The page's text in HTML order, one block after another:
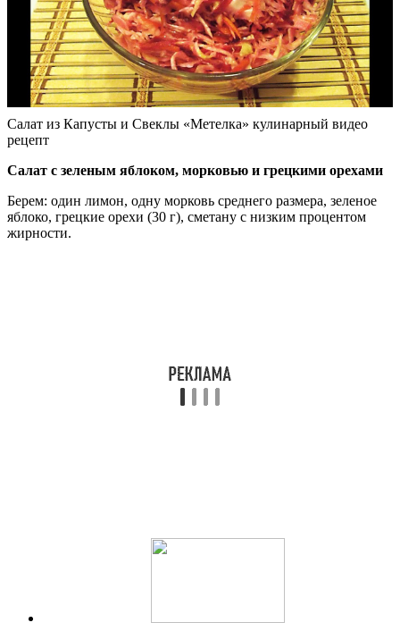
Салат из Капусты и Свеклы «Метелка» кулинарный видео
рецепт
Салат с зеленым яблоком, морковью и грецкими орехами
Берем: один лимон, одну морковь среднего размера, зеленое
яблоко, грецкие орехи (30 г), сметану с низким процентом
жирности.